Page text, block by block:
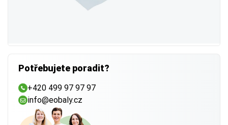
Potřebujete poradit?
+420 499 97 97 97
info@eobaly.cz